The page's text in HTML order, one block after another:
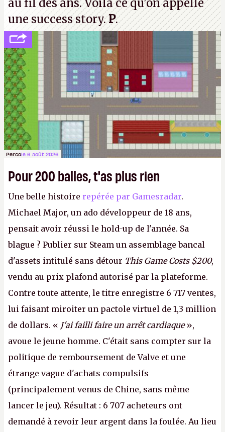
au fil des ans. Voilà ce qu'on appelle
une success story.P.
Percole 6 août 2026
Pour 200 balles, t'as plus rien
Une belle histoire repérée par Gamesradar.
Michael Major, un ado développeur de 18 ans,
pensait avoir réussi le hold-up de l'année. Sa
blague ? Publier sur Steam un assemblage bancal
d'assets intitulé sans détour This Game Costs $200,
vendu au prix plafond autorisé par la plateforme.
Contre toute attente, le titre enregistre 6 717 ventes,
lui faisant miroiter un pactole virtuel de 1,3 million
de dollars. « J'ai failli faire un arrêt cardiaque»,
avoue le jeune homme. C'était sans compter sur la
politique de remboursement de Valve et une
étrange vague d'achats compulsifs
(principalement venus de Chine, sans même
lancer le jeu). Résultat : 6 707 acheteurs ont
demandé à revoir leur argent dans la foulée. Au lieu